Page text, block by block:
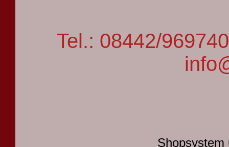
Tel.: 08442/